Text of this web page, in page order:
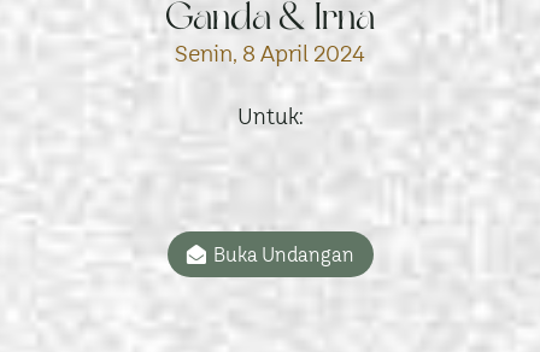
Ganda & Irna
Senin, 8 April 2024
Untuk:
Buka Undangan